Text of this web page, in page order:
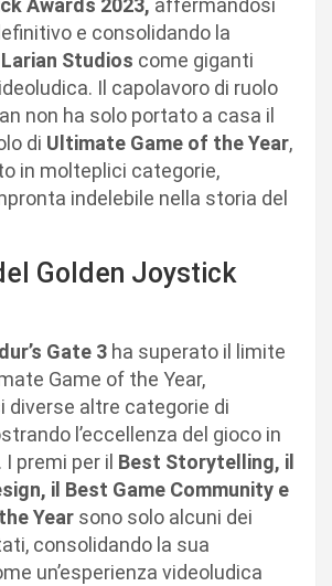
Awards 2023, affermandosi
e consolidando la
Larian Studios come giganti
Il capolavoro di ruolo
non ha solo portato a casa il
di Ultimate Game of the Year,
in molteplici categorie,
indelebile nella storia del
Golden Joystick
Gate 3 ha superato il limite
Game of the Year,
diverse altre categorie di
l’eccellenza del gioco in
premi per il Best Storytelling, il
il Best Game Community e
Year sono solo alcuni dei
consolidando la sua
un’esperienza videoludica